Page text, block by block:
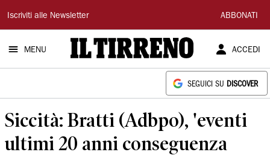
Il
Tirreno
Iscriviti alle Newsletter ABBONATI
MENU ACCEDI
SEGUICI SU DISCOVER
Siccità: Bratti (Adbpo), 'eventi
ultimi 20 anni conseguenza